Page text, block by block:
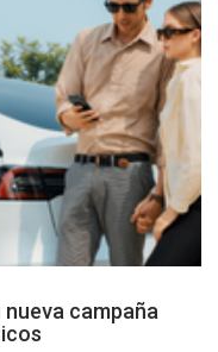
nueva campaña